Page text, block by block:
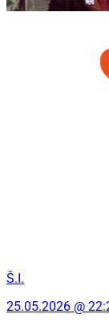
Š.I.
25.05.2026 @